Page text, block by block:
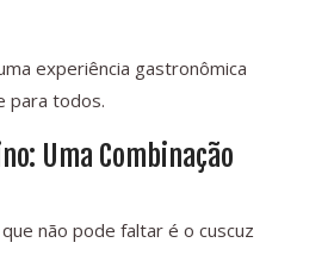
experiência gastronômica
para todos.
Uma Combinação
não pode faltar é o cuscuz